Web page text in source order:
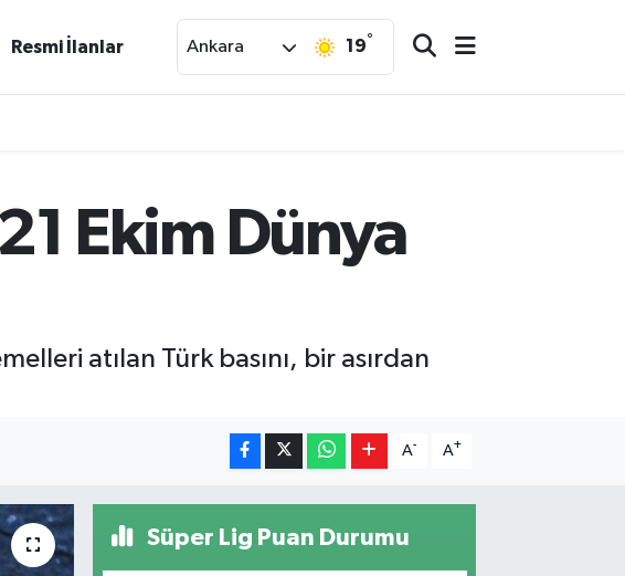
Resmi İlanlar Ankara 19°
Ekim Dünya
atılan Türk basını, bir asırdan
A- A+
Süper Lig Puan Durumu